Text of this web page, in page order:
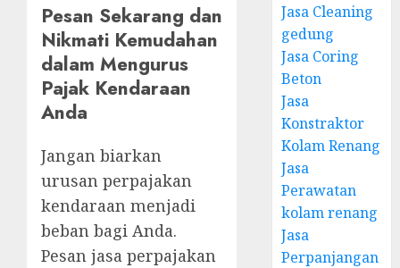
Pesan Sekarang dan
Nikmati Kemudahan
dalam Mengurus
Pajak Kendaraan
Anda
Jangan biarkan
urusan perpajakan
kendaraan menjadi
beban bagi Anda.
Pesan jasa perpajakan
Jasa Cleaning
gedung
Jasa Coring
Beton
Jasa
Konstraktor
Kolam Renang
Jasa
Perawatan
kolam renang
Jasa
Perpanjangan